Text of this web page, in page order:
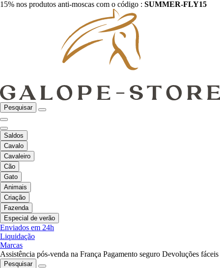
15% nos produtos anti-moscas com o código : SUMMER-FLY15
Pesquisar
Saldos
Cavalo
Cavaleiro
Cão
Gato
Animais
Criação
Fazenda
Especial de verão
Enviados em 24h
Liquidação
Marcas
Assistência pós-venda na França Pagamento seguro Devoluções fáceis
Pesquisar